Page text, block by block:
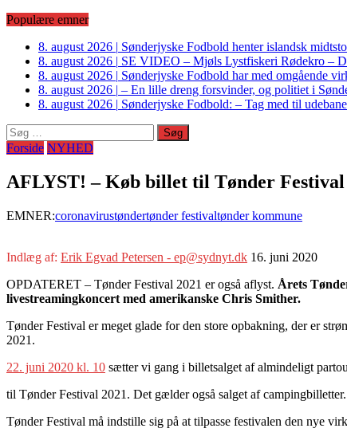
Populære emner
8. august 2026 | Sønderjyske Fodbold henter islandsk
8. august 2026 | SE VIDEO – Mjøls Lystfiskeri Rødekro –
8. august 2026 | Sønderjyske Fodbold har med omgående
8. august 2026 | – En lille dreng forsvinder, og politiet i
8. august 2026 | Sønderjyske Fodbold: – Tag med til
Søg
efter:
Forside NYHED
AFLYST! – Køb billet til Tønder Festival
EMNER:coronavirustøndertønder festivaltønder kommune
Indlæg af: Erik Egvad Petersen - ep@sydnyt.dk 16. juni 2020
OPDATERET – Tønder Festival 2021 er også aflyst. Årets
livestreamingkoncert med amerikanske Chris Smither.
Tønder Festival er meget glade for den store opbakning, der er
2021.
22. juni 2020 kl. 10 sætter vi gang i billetsalget af almindeligt
til Tønder Festival 2021. Det gælder også salget af
Tønder Festival må indstille sig på at tilpasse festivalen den nye